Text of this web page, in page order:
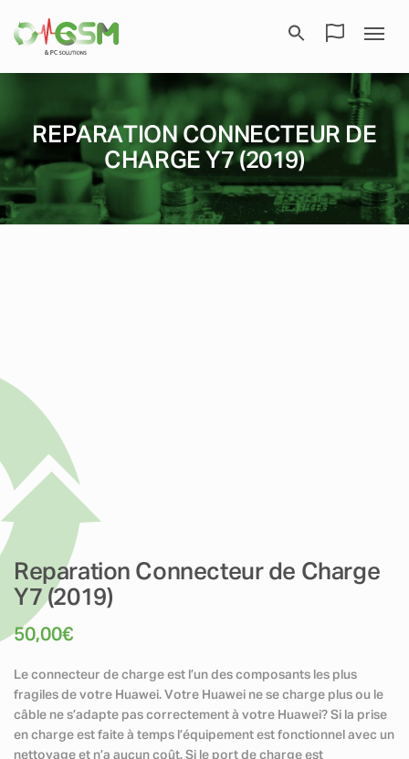
REPARATION CONNECTEUR DE
CHARGE Y7 (2019)
Reparation Connecteur de Charge
Y7 (2019)
50,00€
Le connecteur de charge est l’un des composants les plus
fragiles de votre Huawei. Votre Huawei ne se charge plus ou le
câble ne s’adapte pas correctement à votre Huawei? Si la prise
en charge est faite à temps l’équipement est fonctionnel avec un
nettoyage et n’a aucun coût. Si le port de charge est